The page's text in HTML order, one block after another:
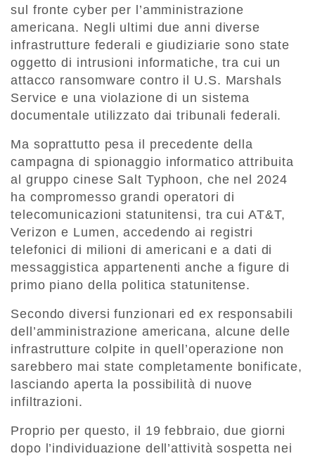
sul fronte cyber per l’amministrazione
americana. Negli ultimi due anni diverse
infrastrutture federali e giudiziarie sono state
oggetto di intrusioni informatiche, tra cui un
attacco ransomware contro il U.S. Marshals
Service e una violazione di un sistema
documentale utilizzato dai tribunali federali.
Ma soprattutto pesa il precedente della
campagna di spionaggio informatico attribuita
al gruppo cinese Salt Typhoon, che nel 2024
ha compromesso grandi operatori di
telecomunicazioni statunitensi, tra cui AT&T,
Verizon e Lumen, accedendo ai registri
telefonici di milioni di americani e a dati di
messaggistica appartenenti anche a figure di
primo piano della politica statunitense.
Secondo diversi funzionari ed ex responsabili
dell’amministrazione americana, alcune delle
infrastrutture colpite in quell’operazione non
sarebbero mai state completamente bonificate,
lasciando aperta la possibilità di nuove
infiltrazioni.
Proprio per questo, il 19 febbraio, due giorni
dopo l’individuazione dell’attività sospetta nei